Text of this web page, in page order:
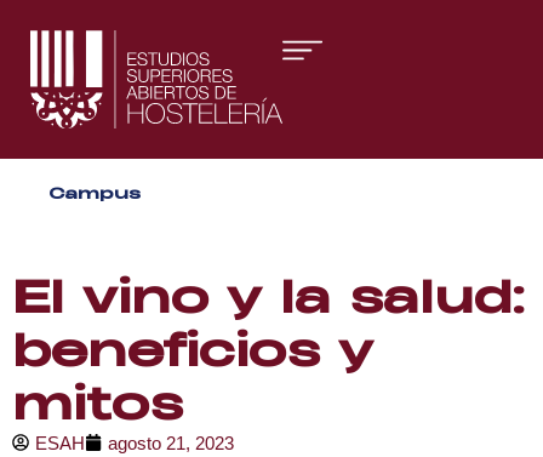
Campus
El vino y la salud:
beneficios y
mitos
ESAH agosto 21, 2023